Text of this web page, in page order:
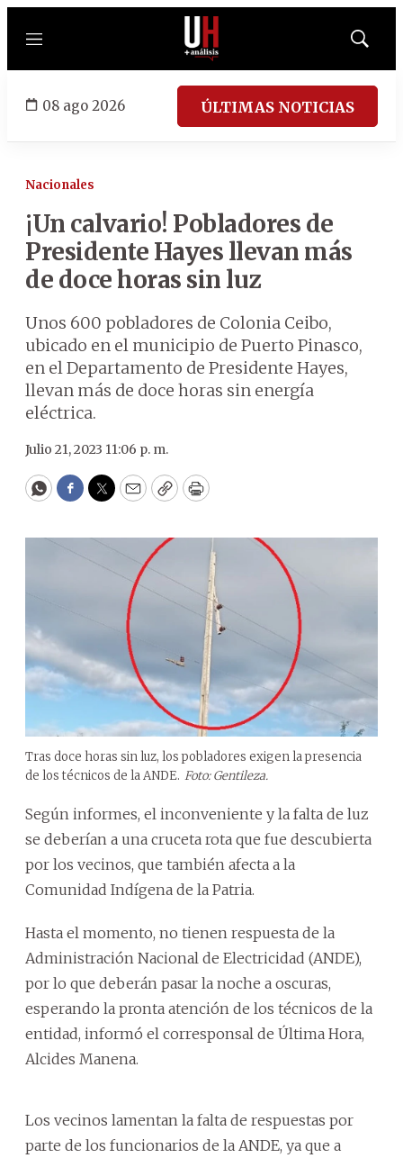
Menú
Mostrar
08 ago 2026 ÚLTIMAS NOTICIAS
Nacionales
¡Un calvario! Pobladores de
Presidente Hayes llevan más
de doce horas sin luz
Unos 600 pobladores de Colonia Ceibo,
ubicado en el municipio de Puerto Pinasco,
en el Departamento de Presidente Hayes,
llevan más de doce horas sin energía
eléctrica.
Julio 21, 2023 11:06 p. m.
WhatsApp
Facebook
Twitter
EmailCopyPrint
Tras doce horas sin luz, los pobladores exigen la presencia
de los técnicos de la ANDE. Foto: Gentileza.
Según informes, el inconveniente y la falta de luz
se deberían a una cruceta rota que fue descubierta
por los vecinos, que también afecta a la
Comunidad Indígena de la Patria.
Hasta el momento, no tienen respuesta de la
Administración Nacional de Electricidad (ANDE),
por lo que deberán pasar la noche a oscuras,
esperando la pronta atención de los técnicos de la
entidad, informó el corresponsal de Última Hora,
Alcides Manena.
Los vecinos lamentan la falta de respuestas por
parte de los funcionarios de la ANDE, ya que a